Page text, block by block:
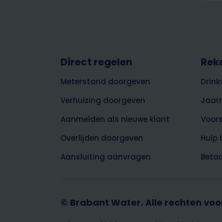
Footer
Direct regelen
Meterstand doorgeven
Verhuizing doorgeven
Aanmelden als nieuwe klant
Overlijden doorgeven
Aansluiting aanvragen
Hulp
© Brabant Water. Alle rechten